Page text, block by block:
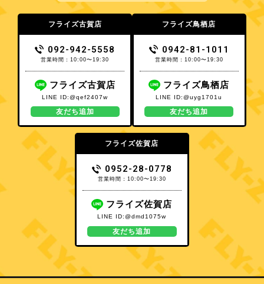
フライズ古賀店
092-942-5558
営業時間：10:00〜19:30
フライズ古賀店
LINE ID:@qef2407w
友だち追加
フライズ鳥栖店
0942-81-1011
営業時間：10:00〜19:30
フライズ鳥栖店
LINE ID:@uyg1701u
友だち追加
フライズ佐賀店
0952-28-0778
営業時間：10:00〜19:30
フライズ佐賀店
LINE ID:@dmd1075w
友だち追加